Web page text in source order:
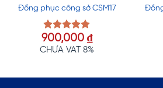
Đồng phục công sở CSM17
Được xếp
hạng5.00
900,000 ₫
CHƯA VAT 8%